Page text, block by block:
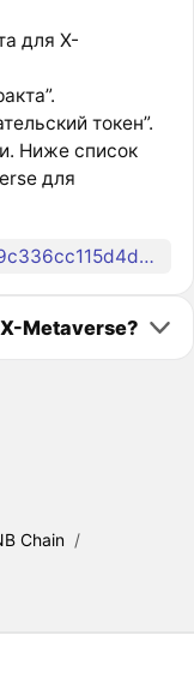
для X-
токен”.
Ниже список
для
0xb080171c8999c336cc115d4d8224c2de51657a1c
Metaverse?
Chain /